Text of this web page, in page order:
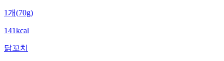
1개(70g)
141kcal
닭꼬치